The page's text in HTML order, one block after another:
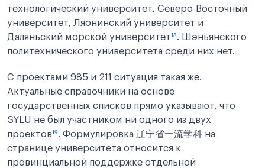
технологический университет, Северо-Восточный
университет, Ляонинский университет и
Даляньский морской университет¹⁸. Шэньянского
политехнического университета среди них нет.
С проектами 985 и 211 ситуация такая же.
Актуальные справочники на основе
государственных списков прямо указывают, что
SYLU не был участником ни одного из двух
проектов¹⁹. Формулировка 辽宁省一流学科 на
странице университета относится к
провинциальной поддержке отдельной